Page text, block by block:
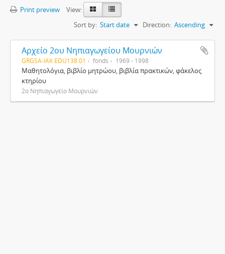
Print preview
View:
Sort by: Start date Direction: Ascending
Αρχείο 2ου Νηπιαγωγείου Μουρνιών
GRGSA-IAK EDU138.01 fonds 1969 - 1998
Μαθητολόγια, βιβλίο μητρώου, βιβλία πρακτικών, φάκελος
κτηρίου
2ο Νηπιαγωγείο Μουρνιών